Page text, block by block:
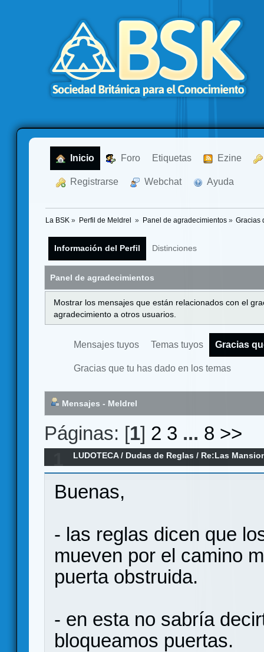
Inicio Foro Etiquetas Ezine
Registrarse Webchat Ayuda
La BSK » Perfil de Meldrel » Panel de agradecimientos» Gracias
Información del Perfil Distinciones
Panel de agradecimientos
Mostrar los mensajes que están relacionados con el
agradecimiento a otros usuarios.
Mensajes tuyos Temas tuyos Gracias
Gracias que tu has dado en los temas
Mensajes - Meldrel
Páginas: [1] 2 3 ... 8 >>
LUDOTECA/ Dudas de Reglas / Re:Las
edicion (Dudas)
Buenas,
- las reglas dicen que
mueven por el camino
puerta obstruida.
- en esta no sabría
bloqueamos puertas.